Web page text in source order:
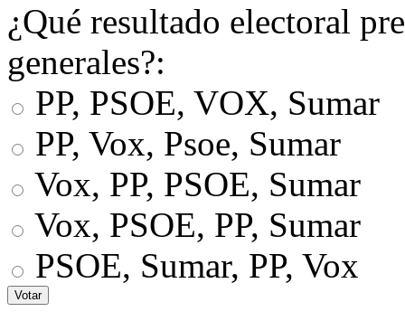
¿Qué resultado electoral
generales?:
PP, PSOE, VOX, Sumar
PP, Vox, Psoe, Sumar
Vox, PP, PSOE, Sumar
Vox, PSOE, PP, Sumar
PSOE, Sumar, PP, Vox